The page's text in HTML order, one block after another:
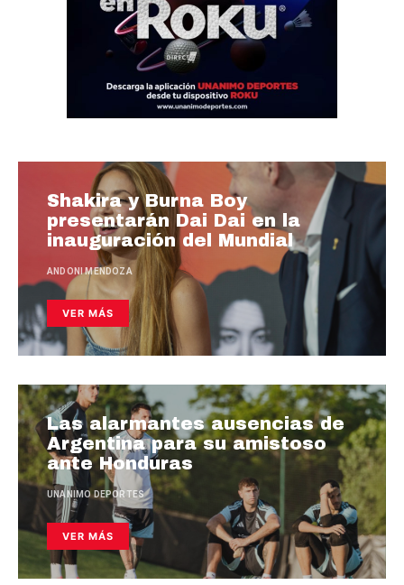
Shakira y Burna Boy
presentarán Dai Dai en la
inauguración del Mundial
ANDONI MENDOZA
VER MÁS
Las alarmantes ausencias de
Argentina para su amistoso
ante Honduras
UNANIMO DEPORTES
VER MÁS